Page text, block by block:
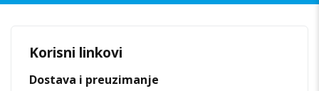
Korisni linkovi
Dostava i preuzimanje